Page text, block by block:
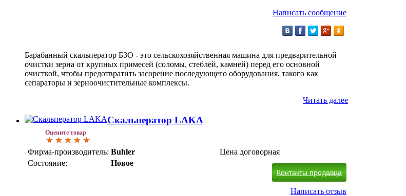
Написать сообщение
Барабанный скальператор БЗО - это сельскохозяйственная машина для предварительной
очистки зерна от крупных примесей (соломы, стеблей, камней) перед его основной
очисткой, чтобы предотвратить засорение последующего оборудования, такого как
сепараторы и зерноочистительные комплексы.
Читать далее
Оцените товар
Скальператор LAKA
Фирма-производитель: Buhler
Состояние:
Новое
Цена договорная
Контакты продавца
Написать отзыв